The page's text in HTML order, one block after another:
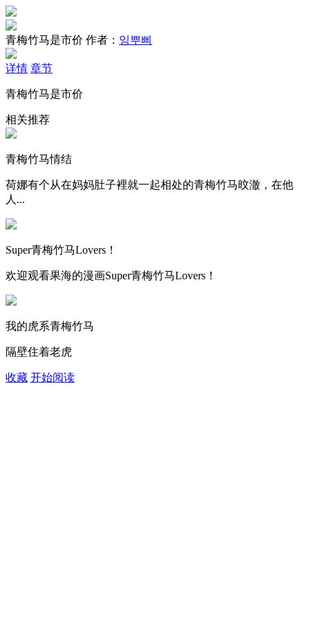
青梅竹马是市价 作者： 잉뿌삐
详情 章节
青梅竹马是市价
相关推荐
青梅竹马情结
荷娜有个从在妈妈肚子裡就一起相处的青梅竹马旼澈，在他
人...
Super青梅竹马Lovers！
欢迎观看果海的漫画Super青梅竹马Lovers！
我的虎系青梅竹马
隔壁住着老虎
收藏 开始阅读